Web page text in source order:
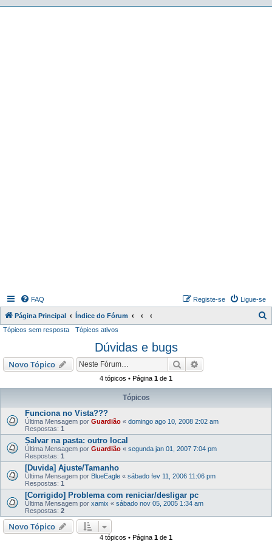
FAQ Ligue-se
Registe-se
Página Principal Índice do Fórum
i
Tópicos sem resposta Tópicos ativos
Dúvidas e bugs
Novo Tópico Pesquisar
4 tópicos • Página 1 de 1
Tópicos
Funciona no Vista???
Última Mensagem por Guardião « domingo ago 10, 2008 2:02 am
Respostas: 1
Salvar na pasta: outro local
Última Mensagem por Guardião « segunda jan 01, 2007 7:04 pm
Respostas: 1
[Duvida] Ajuste/Tamanho
Última Mensagem por BlueEagle « sábado fev 11, 2006 11:06 pm
Respostas: 1
[Corrigido] Problema com reniciar/desligar pc
Última Mensagem por xamix « sábado nov 05, 2005 1:34 am
Respostas: 2
Novo Tópico
4 tópicos • Página 1 de 1